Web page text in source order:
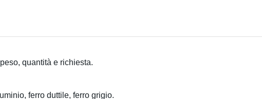
quantità e richiesta.
ferro duttile, ferro grigio.